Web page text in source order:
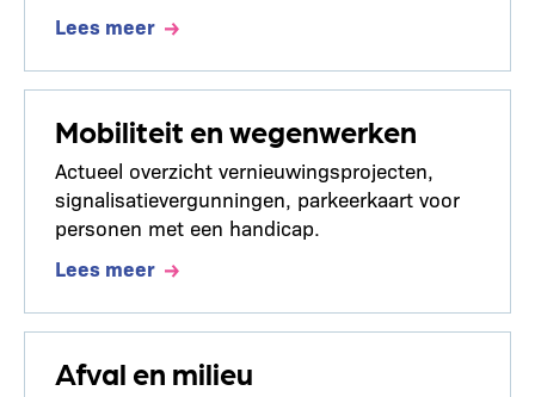
Lees meer
Mobiliteit en wegenwerken
Actueel overzicht vernieuwingsprojecten,
signalisatievergunningen, parkeerkaart voor
personen met een handicap.
Lees meer
Afval en milieu